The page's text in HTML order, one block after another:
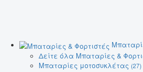
Δείτε όλα Μπαταρίες &
Μπαταρίες μοτοσυκλέτας (27)